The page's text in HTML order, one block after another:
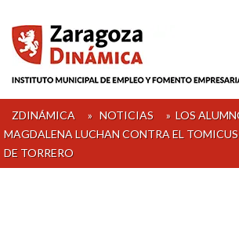
content
ZDINÁMICA » NOTICIAS » LOS
MAGDALENA LUCHAN CONTRA EL
DE TORRERO